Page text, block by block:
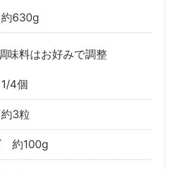
630g
味料はお好みで調整
4個
3粒
約100g